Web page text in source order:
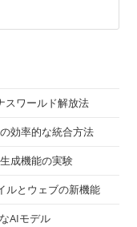
スワールド解放法
効率的な統合方法
成機能の実験
ルとウェブの新機能
AIモデル